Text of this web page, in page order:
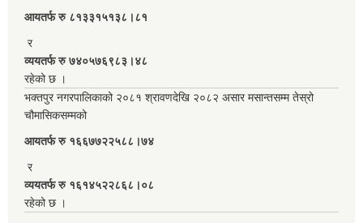
आयतर्फ रु‌ ८१३३१५१३८।८१
र
व्ययतर्फ रु ७४०५७६९८३।४८
रहेको छ ।
भक्तपुर नगरपालिकाको २०८१ श्रावणदेखि २०८२ असार मसान्तसम्म तेस्रो
चौमासिकसम्मको
आयतर्फ रु‌ १६६७७२२५८८।७४
र
व्ययतर्फ रु १६१४५२२८६८।०८
रहेको छ ।